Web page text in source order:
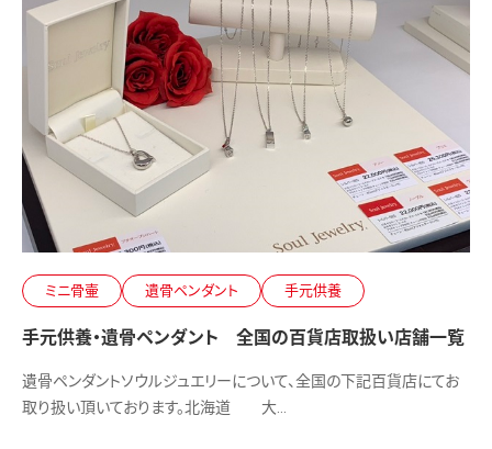
ミニ骨壷 遺骨ペンダント 手元供養
手元供養・遺骨ペンダント 全国の百貨店取扱い店舗一覧
遺骨ペンダントソウルジュエリーについて、全国の下記百貨店にてお
取り扱い頂いております。北海道 大…